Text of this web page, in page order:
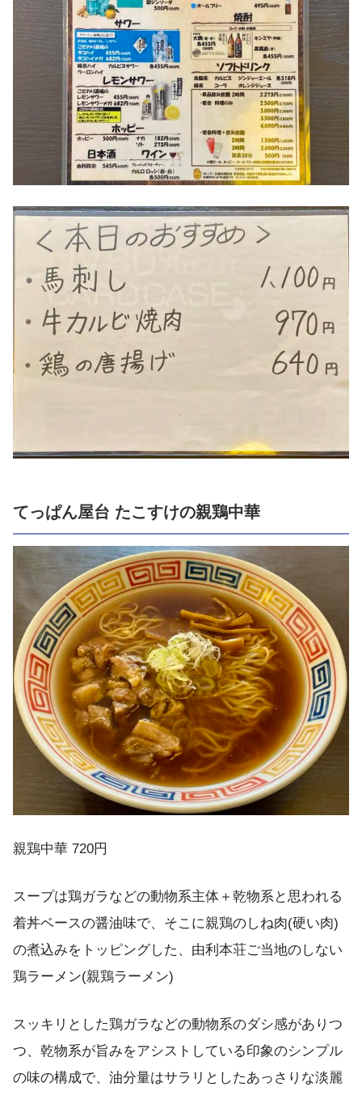
てっぱん屋台 たこすけの親鶏中華
親鶏中華 720円
スープは鶏ガラなどの動物系主体＋乾物系と思われる
着丼ベースの醤油味で、そこに親鶏のしね肉(硬い肉)
の煮込みをトッピングした、由利本荘ご当地のしない
鶏ラーメン(親鶏ラーメン)
スッキリとした鶏ガラなどの動物系のダシ感がありつ
つ、乾物系が旨みをアシストしている印象のシンプル
の味の構成で、油分量はサラリとしたあっさりな淡麗